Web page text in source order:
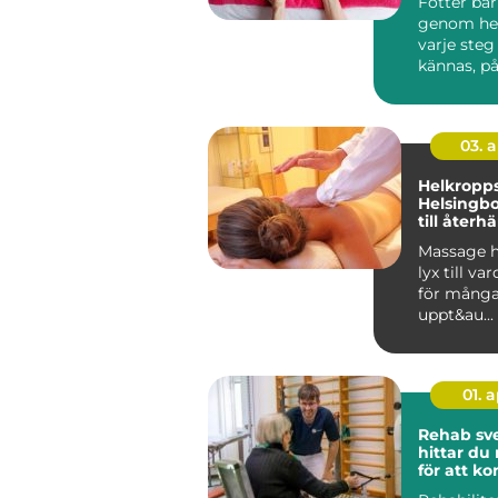
genom
varje
kännas,
03.
till
Massage
lyx till
för
uppt&au...
01.
Rehab
hittar du
för att